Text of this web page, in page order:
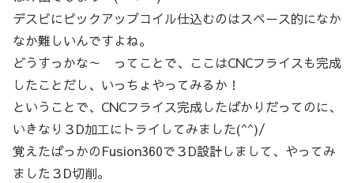
デスビにピックアップコイル仕込むのはスペース的になか
なか難しいんですよね。
どうすっかな～ ってことで、ここはCNCフライスも完成
したことだし、いっちょやってみるか！
ということで、CNCフライス完成したばかりだってのに、
いきなり３D加工にトライしてみました(^^)/
覚えたばっかのFusion360で３D設計しまして、やってみ
ました３D切削。